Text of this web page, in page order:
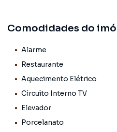
mais valorizados e com grande
Diferenciais do imóvel:
Sala bem ventilada e com
Comodidades do
Alarme
Restaurante
Aquecimento Elétrico
Circuito Interno TV
Elevador
Porcelanato